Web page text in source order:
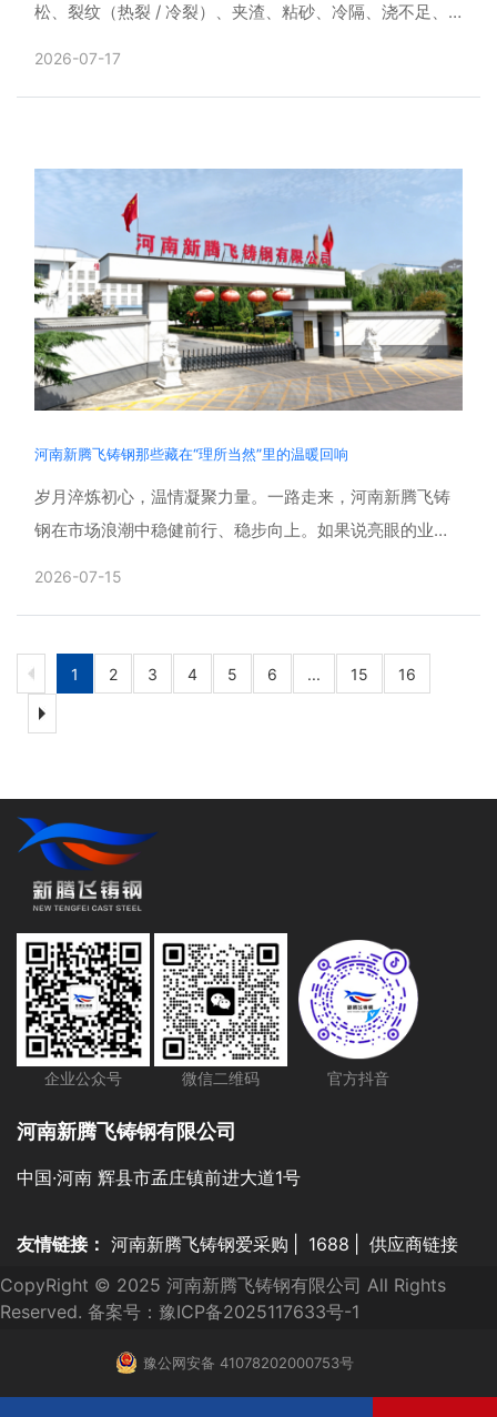
松、裂纹（热裂 / 冷裂）、夹渣、粘砂、冷隔、浇不足、
2026-07-17
河南新腾飞铸钢那些藏在“理所当然”里的温暖回响
岁月淬炼初心，温情凝聚力量。一路走来，河南新腾飞铸
钢在市场浪潮中稳健前行、稳步向上。如果说亮眼的业绩
2026-07-15
1 2 3 4 5 6 ... 15 16
企业公众号 微信二维码 官方抖音
河南新腾飞铸钢有限公司
中国·河南 辉县市孟庄镇前进大道1号
友情链接： 河南新腾飞铸钢爱采购 1688
供应商链接
CopyRight © 2025 河南新腾飞铸钢有限公司 All Rights
Reserved. 备案号： 豫ICP备2025117633号-1
豫公网安备 41078202000753号